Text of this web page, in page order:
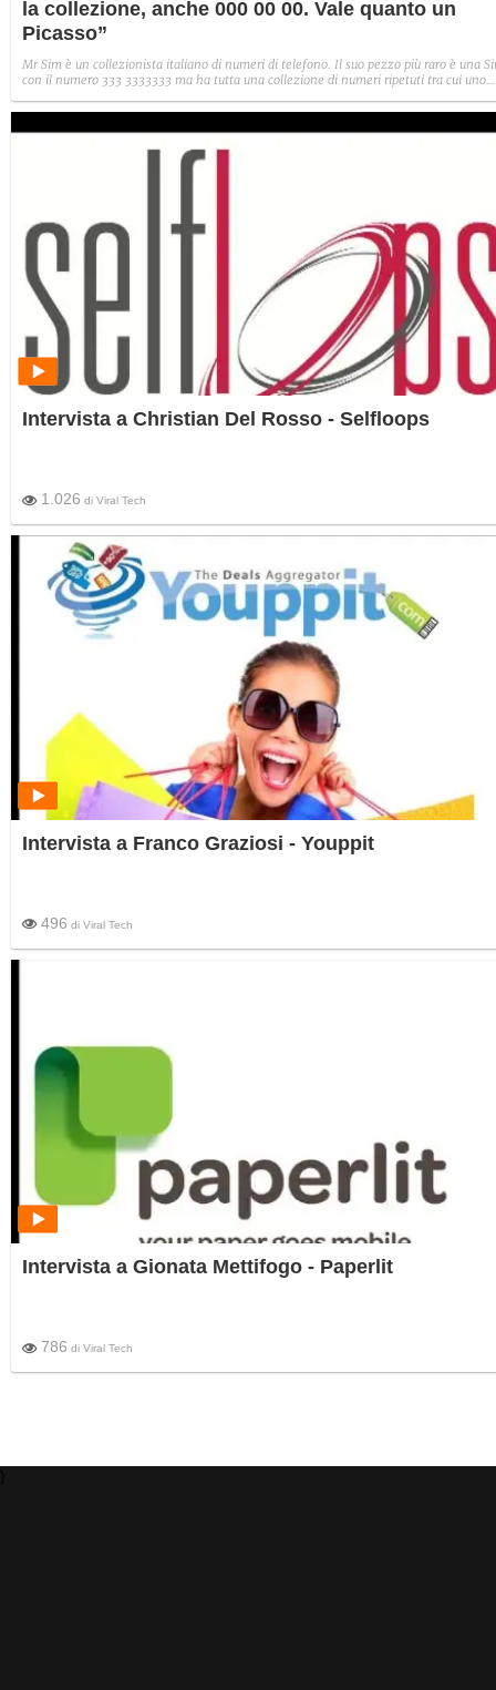
la collezione, anche 000 00 00. Vale quanto un
Picasso”
Mr Sim è un collezionista italiano di numeri di telefono. Il suo pezzo più raro è una
con il numero 333 3333333 ma ha tutta una collezione di numeri ripetuti tra cui uno
d'aste. Mi hanno detto che è come se avessi in mano un quadro di Picasso".
Intervista a Christian Del Rosso - Selfloops
1.026 di Viral Tech
Intervista a Franco Graziosi - Youppit
496 di Viral Tech
Intervista a Gionata Mettifogo - Paperlit
786 di Viral Tech